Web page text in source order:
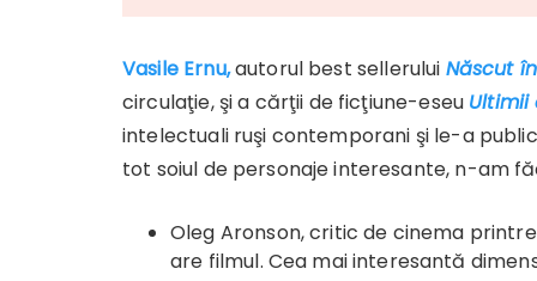
Vasile Ernu,autorul best sellerului Născut în
circulaţie, şi a cărţii de ficţiune-eseu Ultimii
intelectuali ruşi contemporani şi le-a
tot soiul de personaje interesante, n-am
Oleg Aronson, critic de cinema
are filmul. Cea mai interesantă